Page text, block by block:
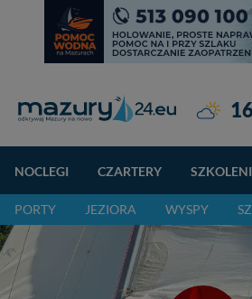
NOCLEGI CZARTERY
PORTY JEZIORA WYSPY